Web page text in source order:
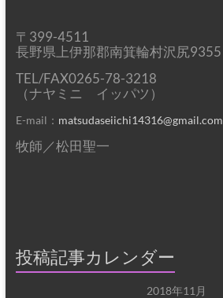
〒399-4511
長野県上伊那郡南箕輪村沢尻9355
TEL/FAX0265-78-3218
（ナヤミニ イッパツ）
E-mail： matsudaseiichi14316@gmail.com
牧師／松田聖一
投稿記事カレンダー
2018年11月